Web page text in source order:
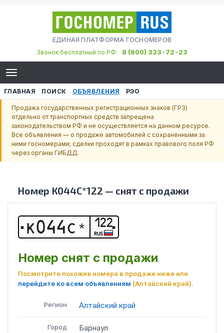
ЕДИНАЯ ПЛАТФОРМА ГОСНОМЕРОВ
Звонок бесплатный по РФ:
8 (800) 333-72-23
ГЛАВНАЯ ПОИСК ОБЪЯВЛЕНИЯ РЭО
Продажа государственных регистрационных знаков (ГРЗ)
отдельно от транспортных средств запрещена
законодательством РФ и не осуществляется на данном ресурсе.
Все объявления — о продаже автомобилей с сохранёнными за
ними госномерами; сделки проходят в рамках правового поля РФ
через органы ГИБДД.
Номер К044С*122 — снят с продажи
К044С * 122
RUS
Номер снят с продажи
Посмотрите похожие номера в продаже ниже или
перейдите ко всем объявлениям (Алтайский край).
Регион Алтайский край
Город Барнаул